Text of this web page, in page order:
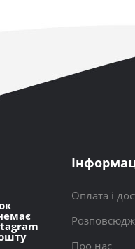
Оплата і
Про нас